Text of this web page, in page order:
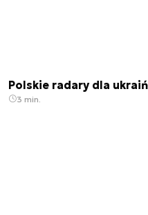
Polskie radary dla
3 min.